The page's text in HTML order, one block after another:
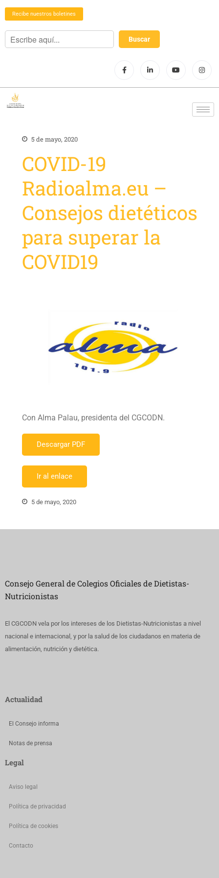
Recibe nuestros boletines
5 de mayo, 2020
COVID-19
Radioalma.eu –
Consejos dietéticos
para superar la
COVID19
Con Alma Palau, presidenta del CGCODN.
Descargar PDF
Ir al enlace
5 de mayo, 2020
Consejo General de Colegios Oficiales de Dietistas-
Nutricionistas
El CGCODN vela por los intereses de los Dietistas-Nutricionistas a nivel
nacional e internacional, y por la salud de los ciudadanos en materia de
alimentación, nutrición y dietética.
Actualidad
El Consejo informa
Notas de prensa
Legal
Aviso legal
Política de privacidad
Política de cookies
Contacto